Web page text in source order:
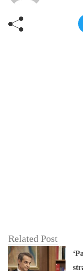
Related Post